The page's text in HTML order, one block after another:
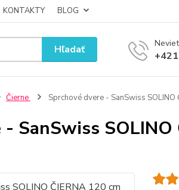
KONTAKTY BLOG
Hľadať
Čierne Sprchové dvere - SanSwiss SOLINO
SanSwiss